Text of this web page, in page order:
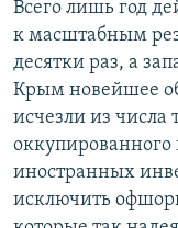
Всего лишь год
к масштабным
десятки раз, а
Крым новейшее
исчезли из числа
оккупированного
иностранных
исключить